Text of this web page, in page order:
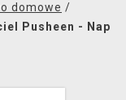
domowe /
Pusheen - Nap